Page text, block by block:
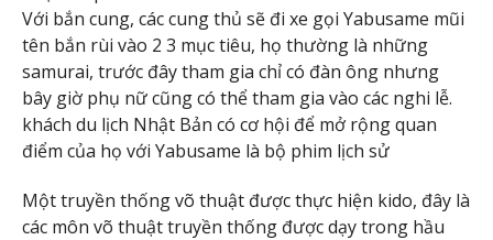
Với bắn cung, các cung thủ sẽ đi xe gọi Yabusame mũi
tên bắn rùi vào 2 3 mục tiêu, họ thường là những
samurai, trước đây tham gia chỉ có đàn ông nhưng
bây giờ phụ nữ cũng có thể tham gia vào các nghi lễ.
khách du lịch Nhật Bản có cơ hội để mở rộng quan
điểm của họ với Yabusame là bộ phim lịch sử
Một truyền thống võ thuật được thực hiện kido, đây là
các môn võ thuật truyền thống được dạy trong hầu